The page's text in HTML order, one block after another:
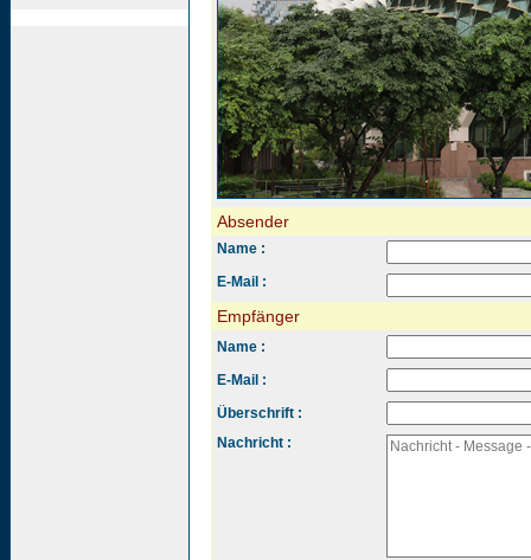
Absender
Name :
E-Mail :
Empfänger
Name :
E-Mail :
Überschrift :
Nachricht :